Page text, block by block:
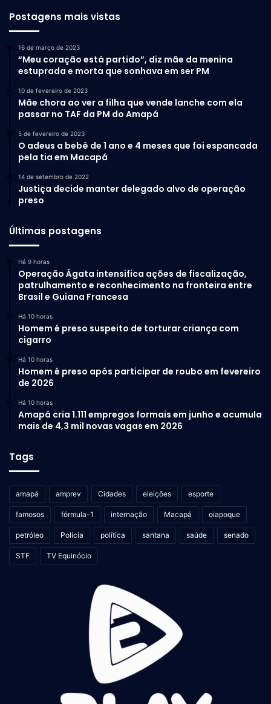
continua“aberto ao diálogo institucional”
“A decisão do ministro Alexandre
de Moraes evita o aumento do IOF
em sintonia com o desejo da
dos Deputados e da sociedade.
Continuamos abertos ao diálogo
institucional, com respeito e
equilíbrio das contas públicas e
do crescimento sustentável da
economia”, pontuou.
Postagens mais vistas
16 de março de 2023
“Meu coração está partido”, diz mãe da menina
estuprada e morta que sonhava em ser PM
10 de fevereiro de 2023
Mãe chora ao ver a filha que vende lanche com ela
passar no TAF da PM do Amapá
5 de fevereiro de 2023
O adeus a bebê de 1 ano e 4 meses que foi espancada
pela tia em Macapá
14 de setembro de 2022
Justiça decide manter delegado alvo de operação
preso
Últimas postagens
Há 9 horas
Operação Ágata intensifica ações de fiscalização,
patrulhamento e reconhecimento na fronteira entre
Brasil e Guiana Francesa
Há 10 horas
Homem é preso suspeito de torturar criança com
cigarro
Há 10 horas
Homem é preso após participar de roubo em fevereiro
de 2026
Há 10 horas
Amapá cria 1.111 empregos formais em junho e acumula
mais de 4,3 mil novas vagas em 2026
Tags
amapá amprev Cidades eleições esporte
famosos fórmula-1 internação Macapá oiapoque
petróleo Polícia política santana saúde senado
STF TV Equinócio